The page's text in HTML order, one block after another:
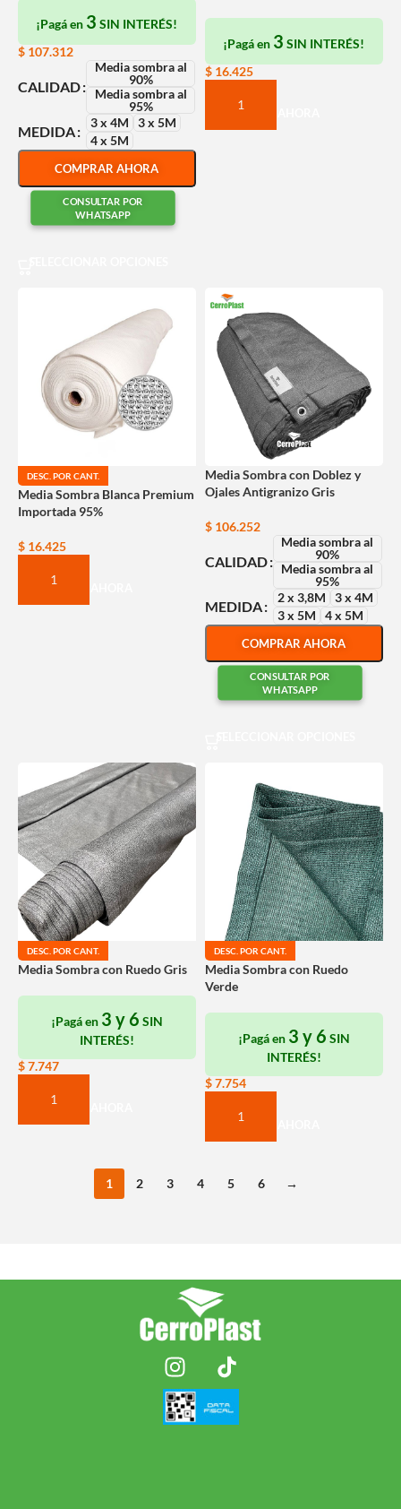
¡Pagá en 3 SIN INTERÉS!
$ 107.312
CALIDAD
Media sombra al
90%
Media sombra al
95%
MEDIDA
3 x 4M
3 x 5M
4 x 5M
COMPRAR AHORA
CONSULTAR POR
WHATSAPP
¡Pagá en 3 SIN INTERÉS!
$16.425
COMPRAR AHORA
DESC. POR CANT.
Media Sombra Blanca Premium
Importada 95%
$ 16.425
COMPRAR AHORA
Media Sombra con Doblez y
Ojales Antigranizo Gris
$106.252
CALIDAD
Media sombra al
90%
Media sombra al
95%
MEDIDA
2 x 3,8M
3 x 4M
3 x 5M
4 x 5M
COMPRAR AHORA
CONSULTAR POR
WHATSAPP
DESC. POR CANT.
Media Sombra con Ruedo Gris
¡Pagá en 3 y 6 SIN
INTERÉS!
$7.747
COMPRAR AHORA
DESC. POR CANT.
Media Sombra con Ruedo
Verde
¡Pagá en 3 y 6 SIN
INTERÉS!
$7.754
COMPRAR AHORA
1 2 3 4 5 6 →